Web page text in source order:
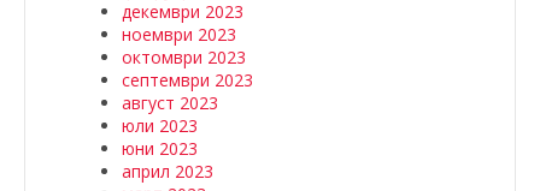
декември 2023
ноември 2023
октомври 2023
септември 2023
август 2023
юли 2023
юни 2023
април 2023